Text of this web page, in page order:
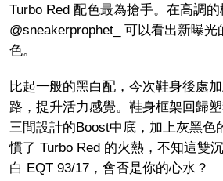
Turbo Red 配色最為搶手。在高調
@sneakerprophet_ 可以看出新曝
色。
比起一般的黑白配，今次鞋身後處
路，提升活力感覺。鞋身框架回歸
三間設計的Boost中底，加上灰黑色
慣了 Turbo Red 的火熱，不知這雙
白 EQT 93/17，會否是你的心水？